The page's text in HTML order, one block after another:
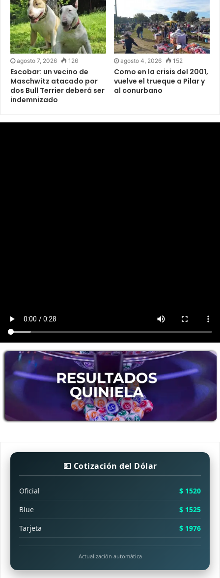
agosto 7, 2026 126
Escobar: un vecino de
Maschwitz atacado por
dos Bull Terrier deberá ser
indemnizado
agosto 4, 2026 152
Como en la crisis del 2001,
vuelve el trueque a Pilar y
al conurbano
💵 Cotización del Dólar
Oficial
$ 1520
Blue
$ 1525
Tarjeta
$ 1976
Actualización automática